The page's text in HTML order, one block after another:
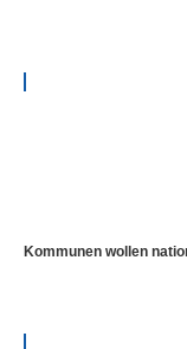
Kommunen wollen